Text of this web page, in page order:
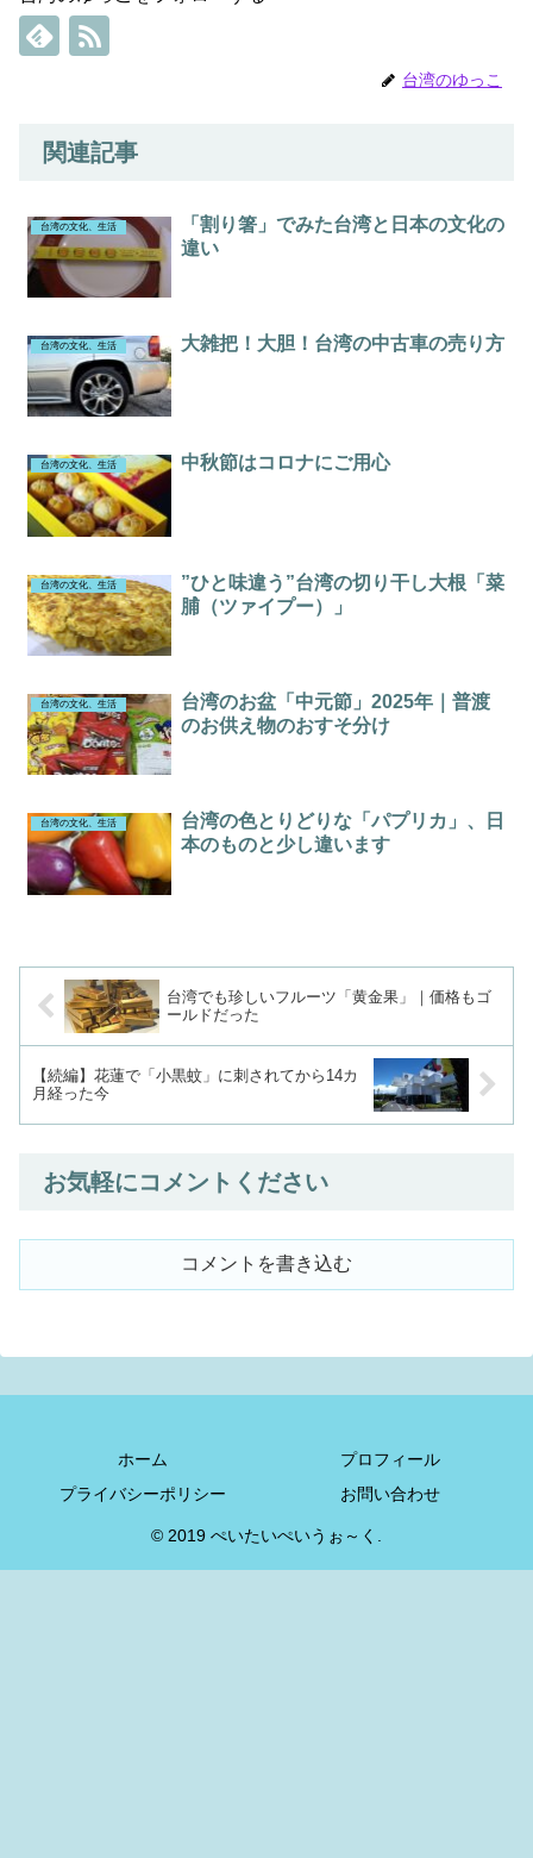
台湾のゆっこ
関連記事
台湾の文化、生活
「割り箸」でみた台湾と日本の文化の
違い
台湾の文化、生活 大雑把！大胆！台湾の中古車の売り方
台湾の文化、生活 中秋節はコロナにご用心
台湾の文化、生活
”ひと味違う”台湾の切り干し大根「菜
脯（ツァイプー）」
台湾の文化、生活
台湾のお盆「中元節」2025年｜普渡
のお供え物のおすそ分け
台湾の文化、生活
台湾の色とりどりな「パプリカ」、日
本のものと少し違います
台湾でも珍しいフルーツ「黄金果」｜価格もゴ
ールドだった
【続編】花蓮で「小黒蚊」に刺されてから14カ
月経った今
お気軽にコメントください
コメントを書き込む
ホーム
プロフィール
プライバシーポリシー
お問い合わせ
© 2019 ぺいたいぺいうぉ～く.